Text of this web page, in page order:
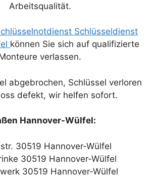
Arbeitsqualität.
Schlüsseldienst
können Sie sich auf qualifizierte
verlassen.
abgebrochen, Schlüssel verloren
defekt, wir helfen sofort.
Hannover-Wülfel:
30519 Hannover-Wülfel
30519 Hannover-Wülfel
30519 Hannover-Wülfel